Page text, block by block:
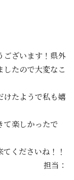
ございます！県外
たので大変なこ
けたようで私も嬉
て楽しかったで
くださいね！！
担当：